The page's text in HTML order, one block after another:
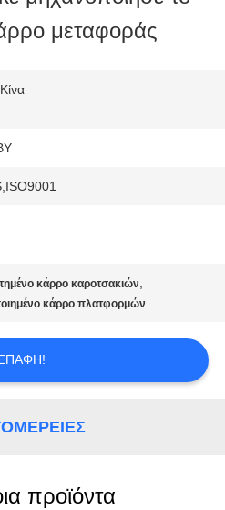
μεταφοράς
κάρρο καροτσακιών,
κάρρο πλατφορμών
προϊόντα